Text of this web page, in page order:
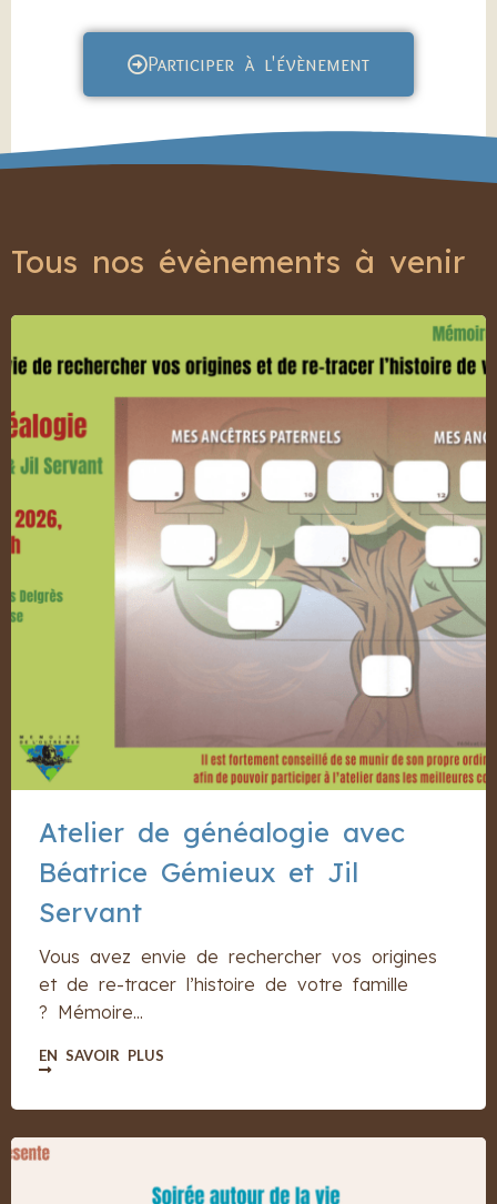
Participer à l'évènement
Tous nos évènements à venir
Atelier de généalogie avec
Béatrice Gémieux et Jil
Servant
Vous avez envie de rechercher vos origines
et de re-tracer l’histoire de votre famille
? Mémoire...
EN SAVOIR PLUS